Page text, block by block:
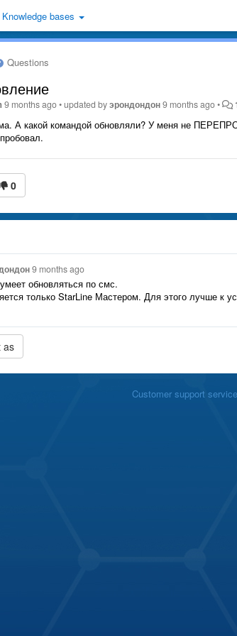
Knowledge bases
Questions
9 months ago•updated byэрондондон9 months ago•
А какой командой обновляли? У меня не
0
9 months ago
обновляться по смс.
только StarLine Мастером. Для этого лучше к
Customer support service